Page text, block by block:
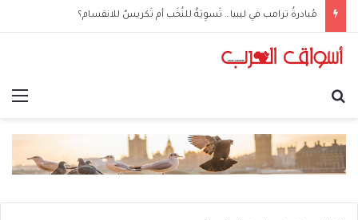
الحوثيون في العراق: من مكتبٍ سياسي إلى شبكةِ عمليّات